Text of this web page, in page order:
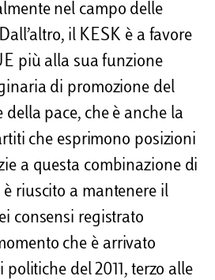
nel campo delle
il KESK è a favore
più alla sua funzione
di promozione del
della pace, che è anche la
che esprimono posizioni
a questa combinazione di
riuscito a mantenere il
consensi registrato
che è arrivato
del 2011, terzo alle